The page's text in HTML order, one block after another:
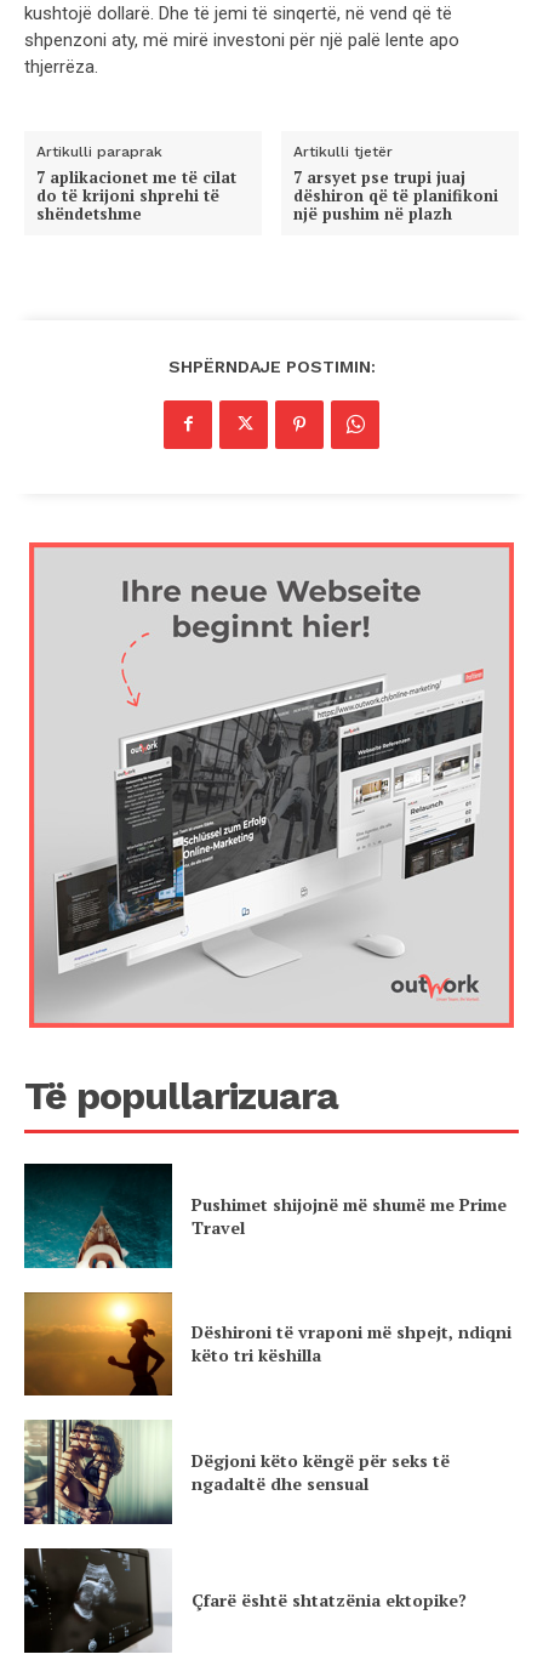
kushtojë dollarë. Dhe të jemi të sinqertë, në vend që të
shpenzoni aty, më mirë investoni për një palë lente apo
thjerrëza.
Artikulli paraprak
7 aplikacionet me të cilat
do të krijoni shprehi të
shëndetshme
Artikulli tjetër
7 arsyet pse trupi juaj
dëshiron që të planifikoni
një pushim në plazh
SHPËRNDAJE POSTIMIN:
Të popullarizuara
Pushimet shijojnë më shumë me Prime
Travel
Dëshironi të vraponi më shpejt, ndiqni
këto tri këshilla
Dëgjoni këto këngë për seks të
ngadaltë dhe sensual
Çfarë është shtatzënia ektopike?